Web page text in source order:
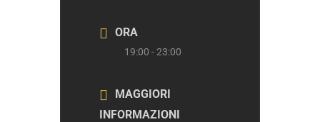
ORA
19:00 - 23:00
MAGGIORI
INFORMAZIONI